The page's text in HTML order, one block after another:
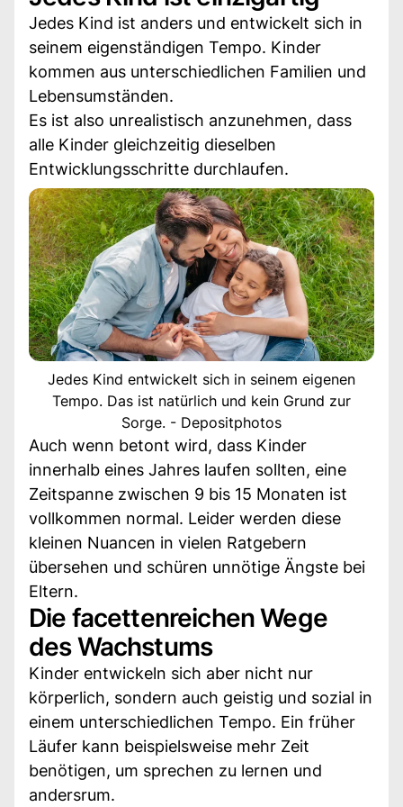
Jedes Kind ist anders und entwickelt sich in
seinem eigenständigen Tempo. Kinder
kommen aus unterschiedlichen Familien und
Lebensumständen.
Es ist also unrealistisch anzunehmen, dass
alle Kinder gleichzeitig dieselben
Entwicklungsschritte durchlaufen.
Jedes Kind entwickelt sich in seinem eigenen
Tempo. Das ist natürlich und kein Grund zur
Sorge. - Depositphotos
Auch wenn betont wird, dass Kinder
innerhalb eines Jahres laufen sollten, eine
Zeitspanne zwischen 9 bis 15 Monaten ist
vollkommen normal. Leider werden diese
kleinen Nuancen in vielen Ratgebern
übersehen und schüren unnötige Ängste bei
Eltern.
Die facettenreichen Wege
des Wachstums
Kinder entwickeln sich aber nicht nur
körperlich, sondern auch geistig und sozial in
einem unterschiedlichen Tempo. Ein früher
Läufer kann beispielsweise mehr Zeit
benötigen, um sprechen zu lernen und
andersrum.